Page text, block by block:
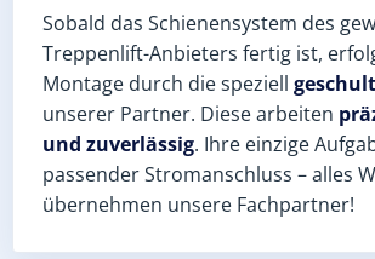
Sobald das Schienensystem des
Treppenlift-Anbieters fertig ist,
Montage durch die speziell
unserer Partner. Diese arbeiten
und zuverlässig. Ihre einzige
passender Stromanschluss – alles
übernehmen unsere Fachpartner!